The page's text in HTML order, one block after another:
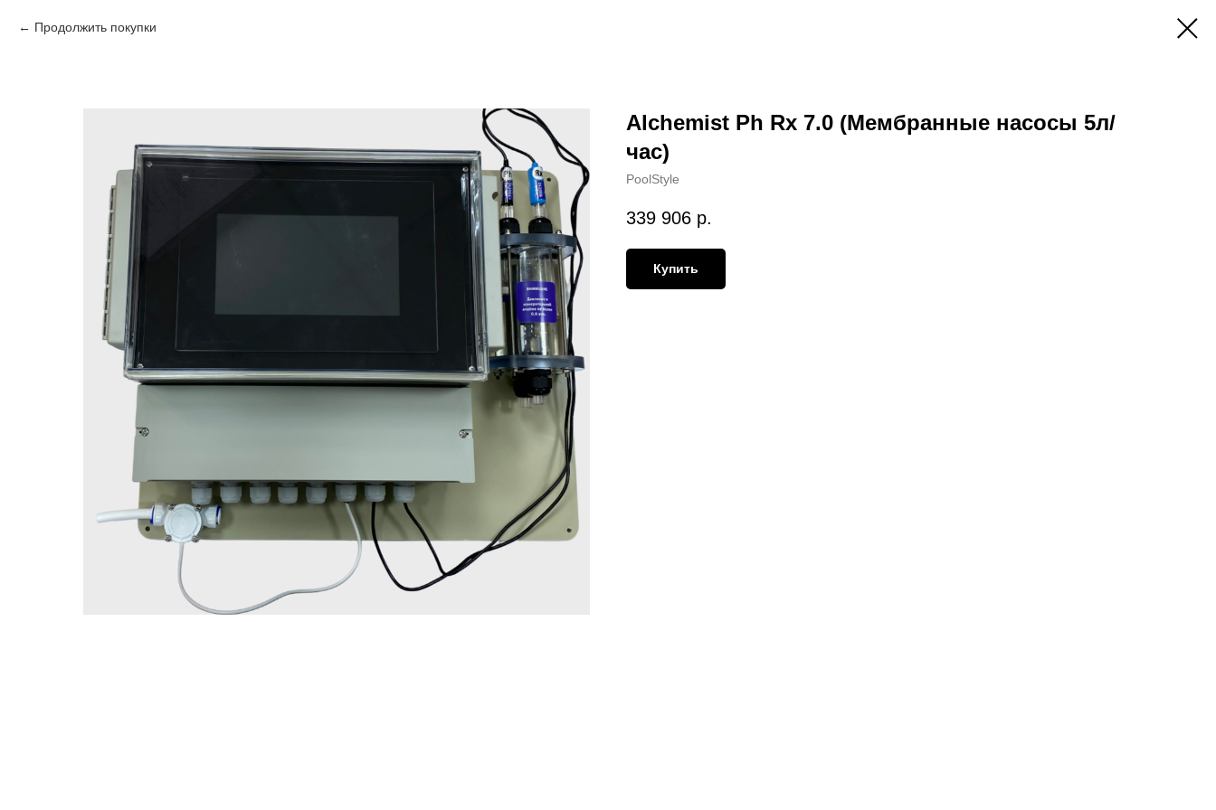
Продолжить покупки
Alchemist Ph Rx 7.0 (Мембранные насосы 5л/
час)
PoolStyle
339 906 р.
Купить